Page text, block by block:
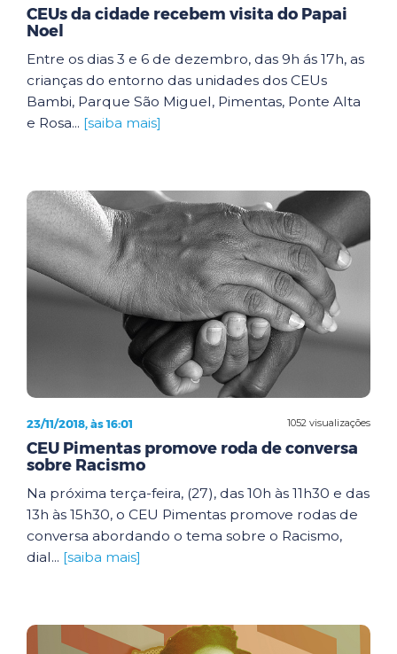
CEUs da cidade recebem visita do Papai
Noel
Entre os dias 3 e 6 de dezembro, das 9h ás 17h, as
crianças do entorno das unidades dos CEUs
Bambi, Parque São Miguel, Pimentas, Ponte Alta
e Rosa... [saiba mais]
1052 visualizações
23/11/2018, às 16:01
CEU Pimentas promove roda de conversa
sobre Racismo
Na próxima terça-feira, (27), das 10h às 11h30 e das
13h às 15h30, o CEU Pimentas promove rodas de
conversa abordando o tema sobre o Racismo,
dial... [saiba mais]